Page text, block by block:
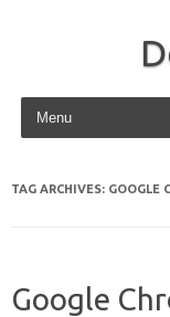
Skip to content
TAG ARCHIVES: GOOGLE
Google